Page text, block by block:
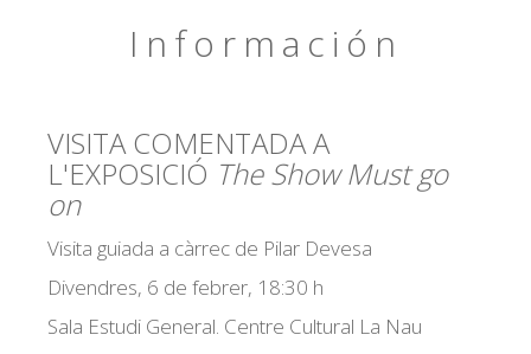
Información
VISITA COMENTADA A
L'EXPOSICIÓ The Show Must go
on
Visita guiada a càrrec de Pilar Devesa
Divendres, 6 de febrer, 18:30 h
Sala Estudi General. Centre Cultural La Nau